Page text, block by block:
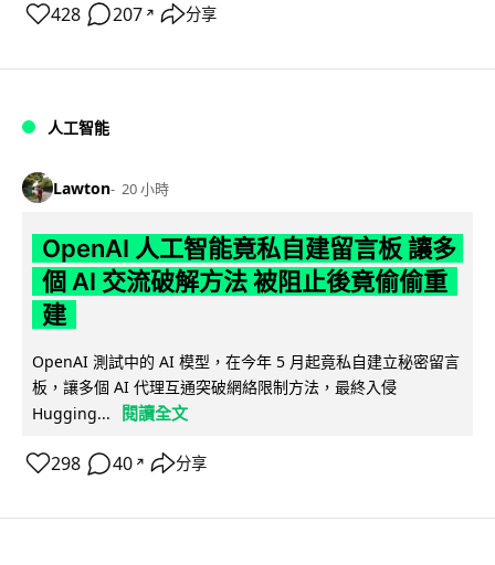
428 207 ↗ 分享
人工智能
Lawton 20 小時
OpenAI 人工智能竟私自建留言板 讓多
個 AI 交流破解方法 被阻止後竟偷偷重
建
OpenAI 測試中的 AI 模型，在今年 5 月起竟私自建立秘密留言
板，讓多個 AI 代理互通突破網絡限制方法，最終入侵
Hugging...
閱讀全文
298 40 ↗ 分享